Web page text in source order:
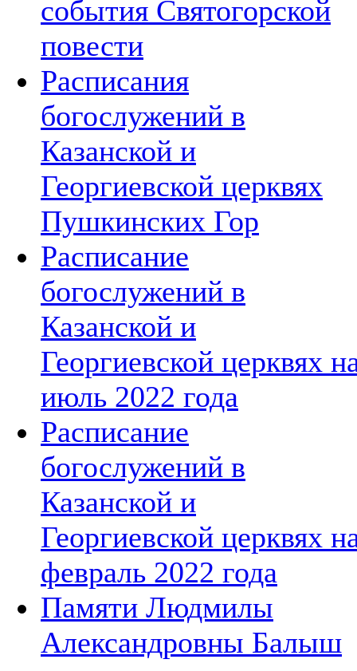
события Святогорской
повести
Расписания
богослужений в
Казанской и
Георгиевской церквях
Пушкинских Гор
Расписание
богослужений в
Казанской и
Георгиевской церквях
июль 2022 года
Расписание
богослужений в
Казанской и
Георгиевской церквях
февраль 2022 года
Памяти Людмилы
Александровны Балыш